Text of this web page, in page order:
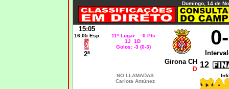
Domingo, 14 de
15:05
16:05 Esp
2ª
11º Lugar 0 Pts
1J 1D
Golos: -3 (0-3)
Girona CH
D 12
NO LLAMADAS
Carlota Antúnez